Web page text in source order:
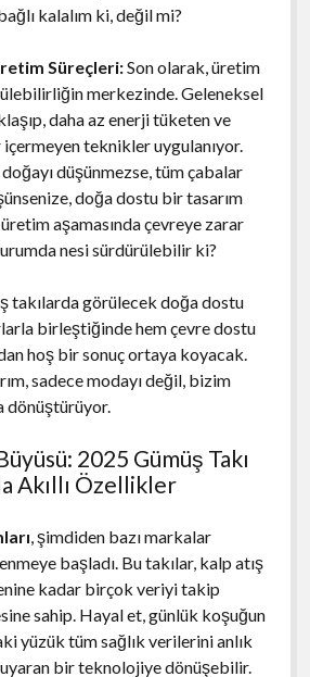
kalalım ki, değil mi?
Süreçleri:Son olarak, üretim
merkezinde. Geleneksel
daha az enerji tüketen ve
teknikler uygulanıyor.
düşünmezse, tüm çabalar
doğa dostu bir tasarım
aşamasında çevreye zarar
nesi sürdürülebilir ki?
takılarda görülecek doğa dostu
birleştiğinde hem çevre dostu
hoş bir sonuç ortaya koyacak.
sadece modayı değil, bizim
dönüştürüyor.
2025 Gümüş Takı
Akıllı Özellikler
, şimdiden bazı markalar
başladı. Bu takılar, kalp atış
kadar birçok veriyi takip
sahip. Hayal et, günlük koşuğun
yüzük tüm sağlık verilerini anlık
bir teknolojiye dönüşebilir.